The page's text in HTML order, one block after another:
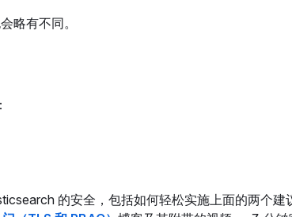
略有不同。
的安全，包括如何轻松实施上面的两个建